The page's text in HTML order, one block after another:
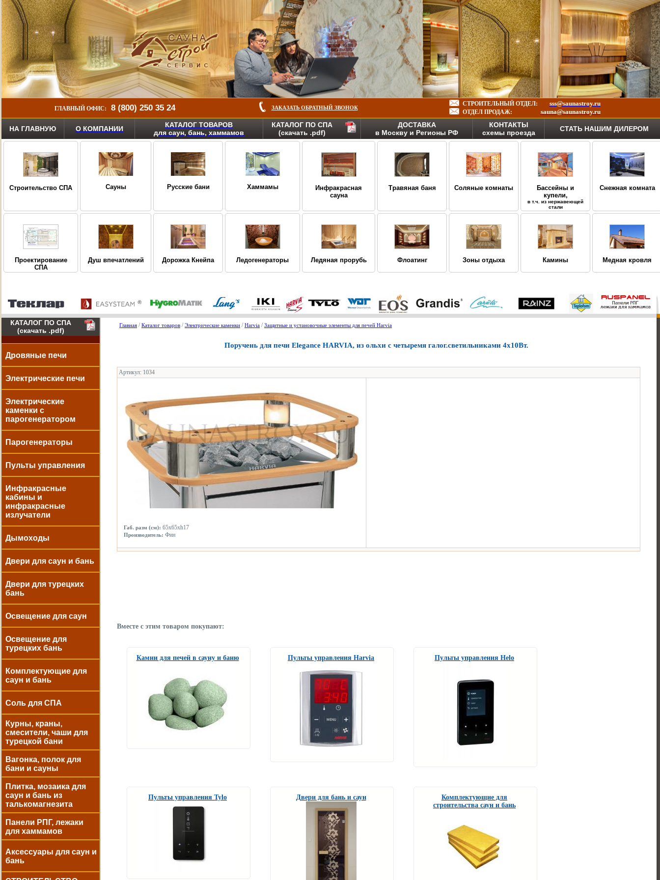
ГЛАВНЫЙ ОФИС: 8 (800) 250 35 24 ЗАКАЗАТЬ ОБРАТНЫЙ ЗВОНОК
СТРОИТЕЛЬНЫЙ ОТДЕЛ: sss@saunastroy.ru
ОТДЕЛ ПРОДАЖ: sauna@saunastroy.ru
НА ГЛАВНУЮ О КОМПАНИИ
КАТАЛОГ ТОВАРОВ
для саун, бань, хаммамов
КАТАЛОГ ПО СПА
(скачать .pdf)
ДОСТАВКА
в Москву и Регионы РФ
КОНТАКТЫ
схемы проезда
СТАТЬ НАШИМ ДИЛЕРОМ
Строительство СПА Сауны Русские бани Хаммамы
Инфракрасная
сауна
Травяная баня Соляные комнаты
Бассейны и
купели,
в т.ч. из нержавеющей
стали
Снежная комната
Проектирование
СПА
Душ впечатлений Дорожка Кнейпа Ледогенераторы Ледяная прорубь Флоатинг Зоны отдыха Камины Медная кровля
КАТАЛОГ ПО СПА
(скачать .pdf)
Дровяные печи
Электрические печи
Электрические
каменки с
парогенератором
Парогенераторы
Пульты управления
Инфракрасные
кабины и
инфракрасные
излучатели
Дымоходы
Двери для саун и бань
Двери для турецких
бань
Освещение для саун
Освещение для
турецких бань
Комплектующие для
саун и бань
Соль для СПА
Курны, краны,
смесители, чаши для
турецкой бани
Вагонка, полок для
бани и сауны
Плитка, мозаика для
саун и бань из
талькомагнезита
Панели РПГ, лежаки
для хаммамов
Аксессуары для саун и
бань
Главная /Каталог товаров /Электрические каменки /Harvia /Защитные и установочные элементы для печей Harvia
Поручень для печи Elegance НARVIA, из ольхи с четыремя галог.светильниками 4х10Вт.
Артикул: 1034
Габ. разм (см): 65х65хh17
Производитель: Фин
Вместе с этим товаром покупают:
Камни для печей в сауну и баню Пульты управления Harvia Пульты управления Helo
Пульты управления Tylo Двери для бань и саун
Комплектующие для
строительства саун и бань